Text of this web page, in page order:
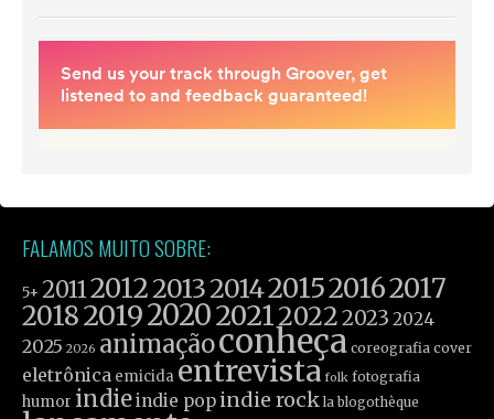
FALAMOS MUITO SOBRE:
5+ 2011201220132014201520162017
201820192020202120222023 2024
2025 2026 animaçãoconheça coreografia cover
eletrônica emicida entrevista folk fotografia
humor indieindie pop indie rock la blogothèque